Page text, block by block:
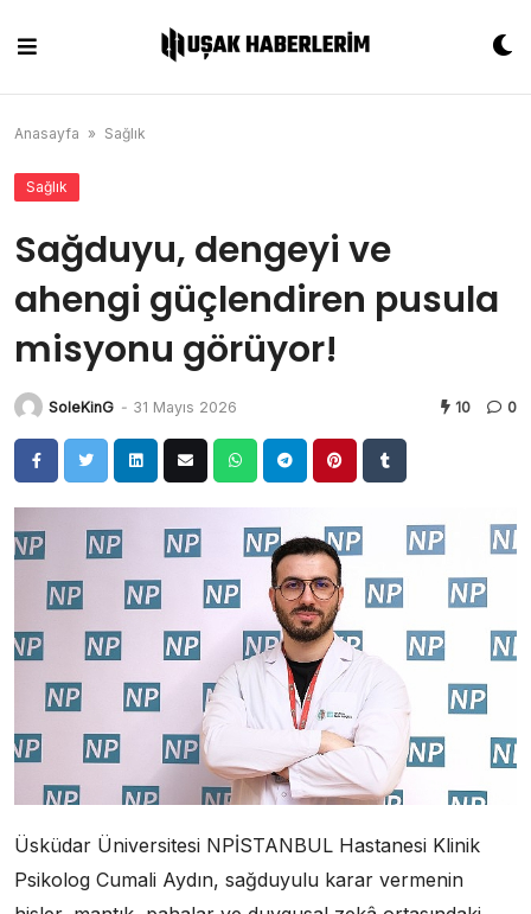
content
Anasayfa » Sağlık
Sağlık
Sağduyu, dengeyi ve
ahengi güçlendiren pusula
misyonu görüyor!
SoleKinG - 31 Mayıs 2026 10 0
Üsküdar Üniversitesi NPİSTANBUL Hastanesi Klinik
Psikolog Cumali Aydın, sağduyulu karar vermenin